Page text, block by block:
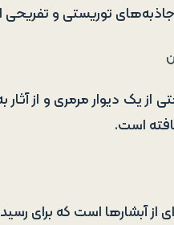
توریستی و
از یک دیوار مرمری و از
است.
است که برای رسیدن به آن باید